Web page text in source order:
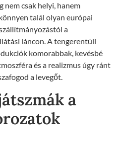
nem csak helyi, hanem
talál olyan európai
a
láncon. A tengerentúli
komorabbak, kevésbé
és a realizmus úgy ránt
a levegőt.
a